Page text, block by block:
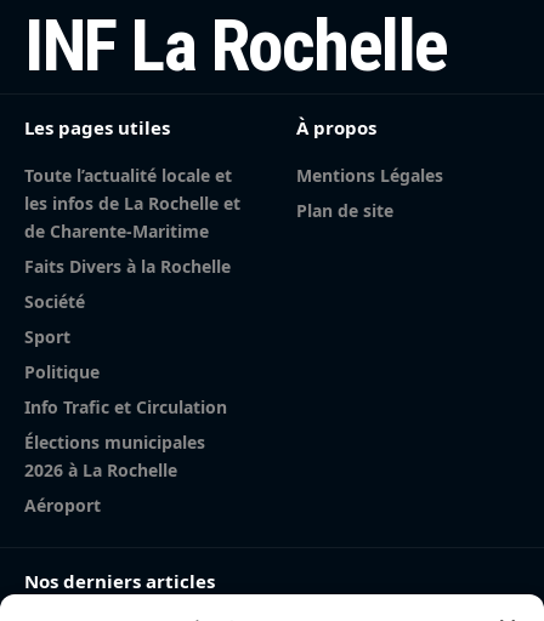
INF La Rochelle
Les pages utiles
Toute l’actualité locale et
les infos de La Rochelle et
de Charente-Maritime
Faits Divers à la Rochelle
Société
Sport
Politique
Info Trafic et Circulation
Élections municipales
2026 à La Rochelle
Aéroport
À propos
Mentions Légales
Plan de site
Nos derniers articles